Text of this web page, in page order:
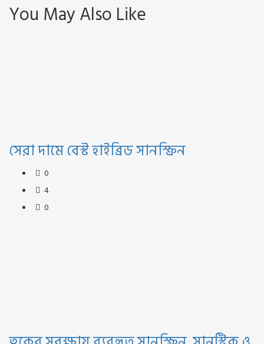
You May Also Like
সেরা দামে বেস্ট হাইব্রিড সানস্ক্রিন
0
4
0